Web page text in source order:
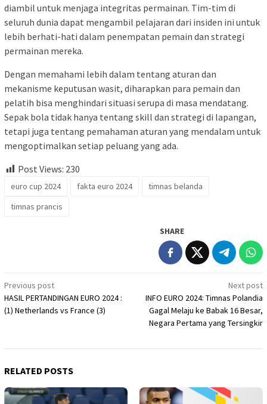
diambil untuk menjaga integritas permainan. Tim-tim di
seluruh dunia dapat mengambil pelajaran dari insiden ini untuk
lebih berhati-hati dalam penempatan pemain dan strategi
permainan mereka.
Dengan memahami lebih dalam tentang aturan dan
mekanisme keputusan wasit, diharapkan para pemain dan
pelatih bisa menghindari situasi serupa di masa mendatang.
Sepak bola tidak hanya tentang skill dan strategi di lapangan,
tetapi juga tentang pemahaman aturan yang mendalam untuk
mengoptimalkan setiap peluang yang ada.
Post Views: 230
euro cup 2024 fakta euro 2024
timnas belanda
timnas prancis
SHARE
Post
navigation
Previous post
HASIL PERTANDINGAN EURO 2024 :
(1) Netherlands vs France (3)
Next post
INFO EURO 2024: Timnas Polandia
Gagal Melaju ke Babak 16 Besar,
Negara Pertama yang Tersingkir
RELATED POSTS